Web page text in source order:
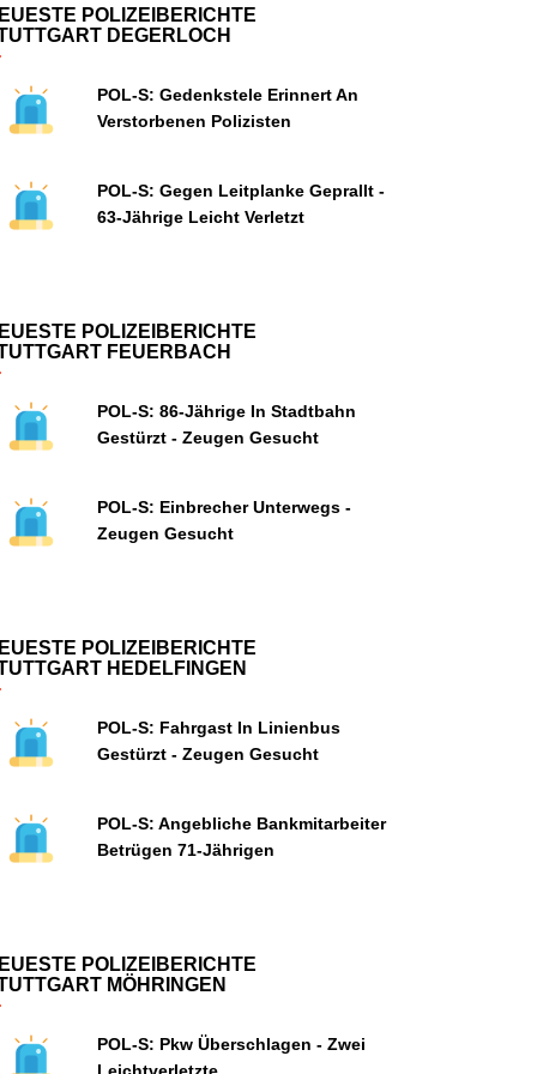
POLIZEIBERICHTE
DEGERLOCH
POL-S: Gedenkstele Erinnert An
Verstorbenen Polizisten
POL-S: Gegen Leitplanke Geprallt -
63-Jährige Leicht Verletzt
POLIZEIBERICHTE
FEUERBACH
POL-S: 86-Jährige In Stadtbahn
Gestürzt - Zeugen Gesucht
POL-S: Einbrecher Unterwegs -
Zeugen Gesucht
POLIZEIBERICHTE
HEDELFINGEN
POL-S: Fahrgast In Linienbus
Gestürzt - Zeugen Gesucht
POL-S: Angebliche Bankmitarbeiter
Betrügen 71-Jährigen
POLIZEIBERICHTE
MÖHRINGEN
POL-S: Pkw Überschlagen - Zwei